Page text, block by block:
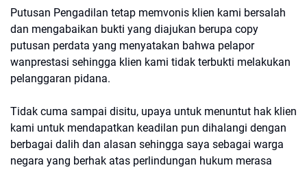
Putusan Pengadilan tetap memvonis klien kami bersalah
dan mengabaikan bukti yang diajukan berupa copy
putusan perdata yang menyatakan bahwa pelapor
wanprestasi sehingga klien kami tidak terbukti melakukan
pelanggaran pidana.
Tidak cuma sampai disitu, upaya untuk menuntut hak klien
kami untuk mendapatkan keadilan pun dihalangi dengan
berbagai dalih dan alasan sehingga saya sebagai warga
negara yang berhak atas perlindungan hukum merasa